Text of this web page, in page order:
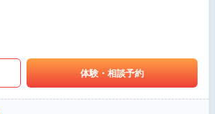
体験・相談予約